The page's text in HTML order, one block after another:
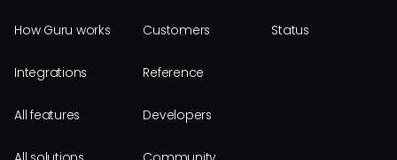
How Guru works
Integrations
All features
Customers
Reference
Developers
Status